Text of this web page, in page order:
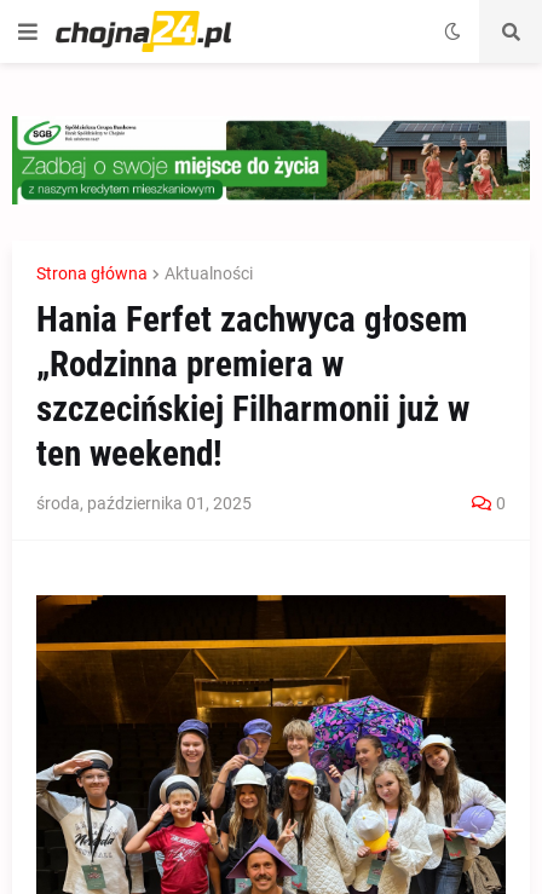
Strona główna Aktualności
Hania Ferfet zachwyca głosem
„Rodzinna premiera w
szczecińskiej Filharmonii już w
ten weekend!
środa, października 01, 2025 0